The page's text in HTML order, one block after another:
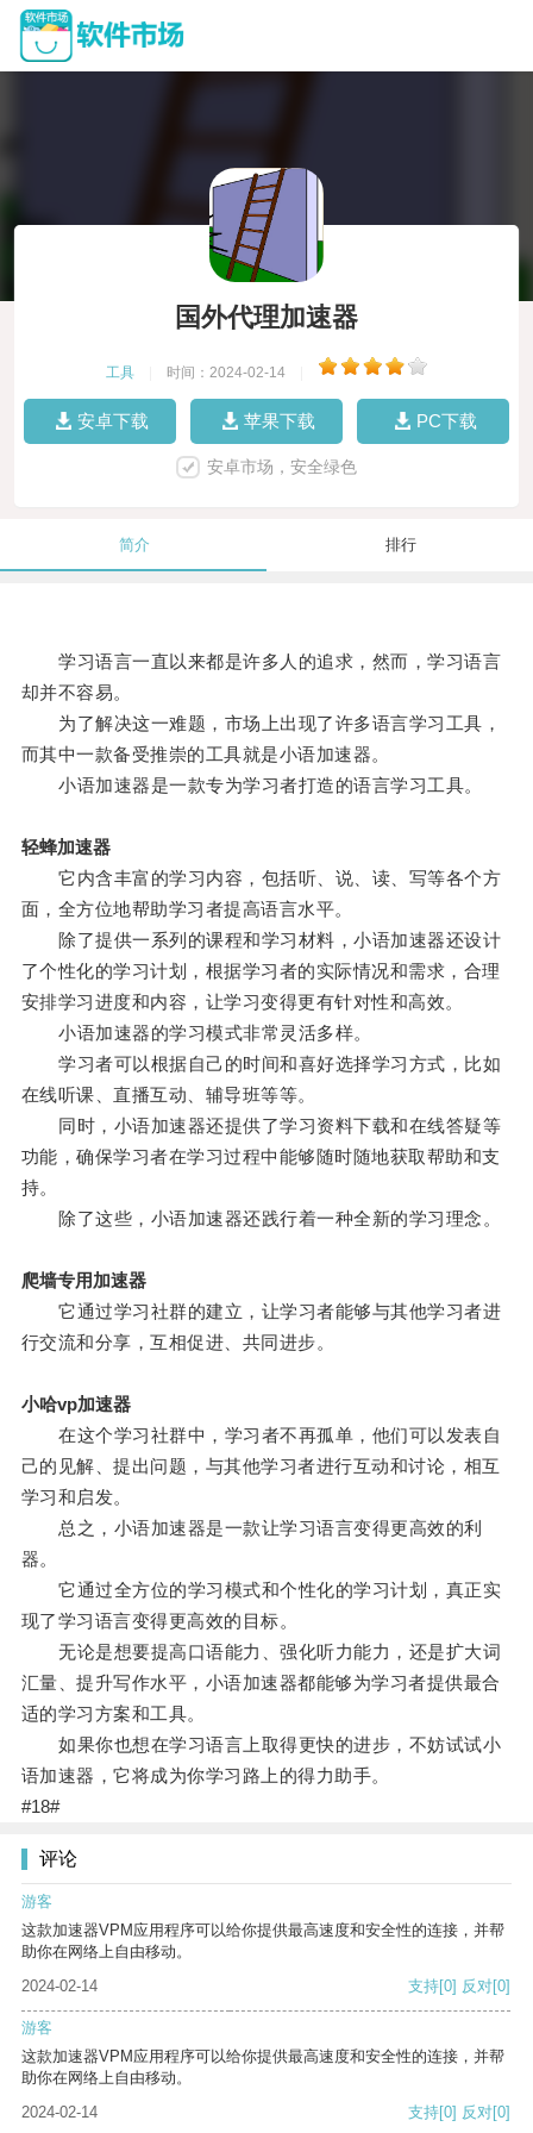
国外代理加速器
工具 时间：2024-02-14
安卓下载 苹果下载 PC下载
安卓市场，安全绿色
简介 排行
学习语言一直以来都是许多人的追求，然而，学习语言
却并不容易。
为了解决这一难题，市场上出现了许多语言学习工具，
而其中一款备受推崇的工具就是小语加速器。
小语加速器是一款专为学习者打造的语言学习工具。
轻蜂加速器
它内含丰富的学习内容，包括听、说、读、写等各个方
面，全方位地帮助学习者提高语言水平。
除了提供一系列的课程和学习材料，小语加速器还设计
了个性化的学习计划，根据学习者的实际情况和需求，合理
安排学习进度和内容，让学习变得更有针对性和高效。
小语加速器的学习模式非常灵活多样。
学习者可以根据自己的时间和喜好选择学习方式，比如
在线听课、直播互动、辅导班等等。
同时，小语加速器还提供了学习资料下载和在线答疑等
功能，确保学习者在学习过程中能够随时随地获取帮助和支
持。
除了这些，小语加速器还践行着一种全新的学习理念。
爬墙专用加速器
它通过学习社群的建立，让学习者能够与其他学习者进
行交流和分享，互相促进、共同进步。
小哈vp加速器
在这个学习社群中，学习者不再孤单，他们可以发表自
己的见解、提出问题，与其他学习者进行互动和讨论，相互
学习和启发。
总之，小语加速器是一款让学习语言变得更高效的利
器。
它通过全方位的学习模式和个性化的学习计划，真正实
现了学习语言变得更高效的目标。
无论是想要提高口语能力、强化听力能力，还是扩大词
汇量、提升写作水平，小语加速器都能够为学习者提供最合
适的学习方案和工具。
如果你也想在学习语言上取得更快的进步，不妨试试小
语加速器，它将成为你学习路上的得力助手。
#18#
评论
游客
这款加速器VPM应用程序可以给你提供最高速度和安全性的连接，并帮
助你在网络上自由移动。
2024-02-14
支持[0] 反对[0]
游客
这款加速器VPM应用程序可以给你提供最高速度和安全性的连接，并帮
助你在网络上自由移动。
2024-02-14
支持[0] 反对[0]